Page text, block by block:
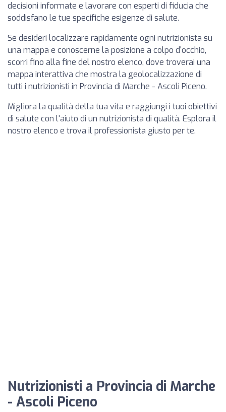
decisioni informate e lavorare con esperti di fiducia che
soddisfano le tue specifiche esigenze di salute.
Se desideri localizzare rapidamente ogni nutrizionista su
una mappa e conoscerne la posizione a colpo d'occhio,
scorri fino alla fine del nostro elenco, dove troverai una
mappa interattiva che mostra la geolocalizzazione di
tutti i nutrizionisti in Provincia di Marche - Ascoli Piceno.
Migliora la qualità della tua vita e raggiungi i tuoi obiettivi
di salute con l'aiuto di un nutrizionista di qualità. Esplora il
nostro elenco e trova il professionista giusto per te.
Nutrizionisti a Provincia di Marche
- Ascoli Piceno